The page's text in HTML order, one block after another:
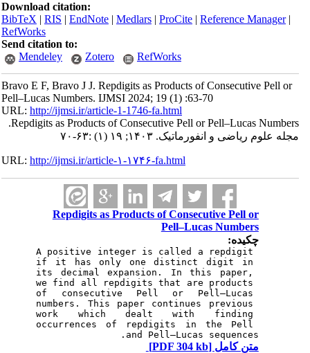
Download citation:
BibTeX|RIS|EndNote|Medlars|ProCite|Reference Manager
RefWorks
Send citation to:
Mendeley
Zotero RefWorks
Bravo E F, Bravo J J. Repdigits as Products of Consecutive Pell or
Pell–Lucas Numbers. IJMSI 2024; 19 (1) :63-70
URL:http://ijmsi.ir/article-1-1746-fa.html
Repdigits as Products of Consecutive Pell or Pell–Lucas Numbers.
مجله علوم ریاضی و انفورماتیک. ۱۴۰۳; ۱۹ (۱) :۶۳-۷۰
URL: http://ijmsi.ir/article-۱-۱۷۴۶-fa.html
Repdigits as Products of Consecutive Pell or
Pell–Lucas Numbers
چکیده:
A positive integer is called a repdigit
if it has only one distinct digit in
its decimal expansion. In this paper,
we find all repdigits that are products
of consecutive Pell or Pell–Lucas
numbers. This paper continues previous
work which dealt with finding
occurrences of repdigits in the Pell
and Pell–Lucas sequences.
متن کامل[PDF 304 kb]